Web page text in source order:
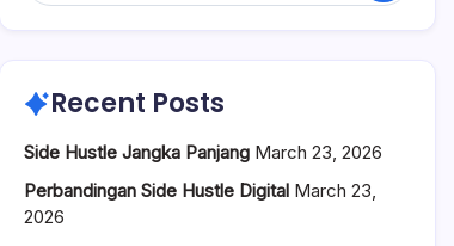
Recent Posts
Side Hustle Jangka Panjang March 23, 2026
Perbandingan Side Hustle Digital March 23,
2026